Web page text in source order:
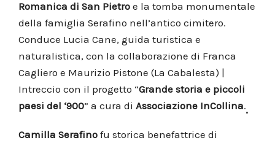
Romanica di San Pietro e la tomba monumentale
della famiglia Serafino nell’antico cimitero.
Conduce Lucia Cane, guida turistica e
naturalistica, con la collaborazione di Franca
Cagliero e Maurizio Pistone (La Cabalesta) |
Intreccio con il progetto “Grande storia e piccoli
paesi del ‘900” a cura di Associazione InCollina.
Camilla Serafino fu storica benefattrice di